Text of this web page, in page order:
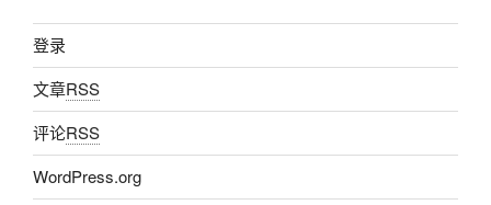
登录
文章RSS
评论RSS
WordPress.org